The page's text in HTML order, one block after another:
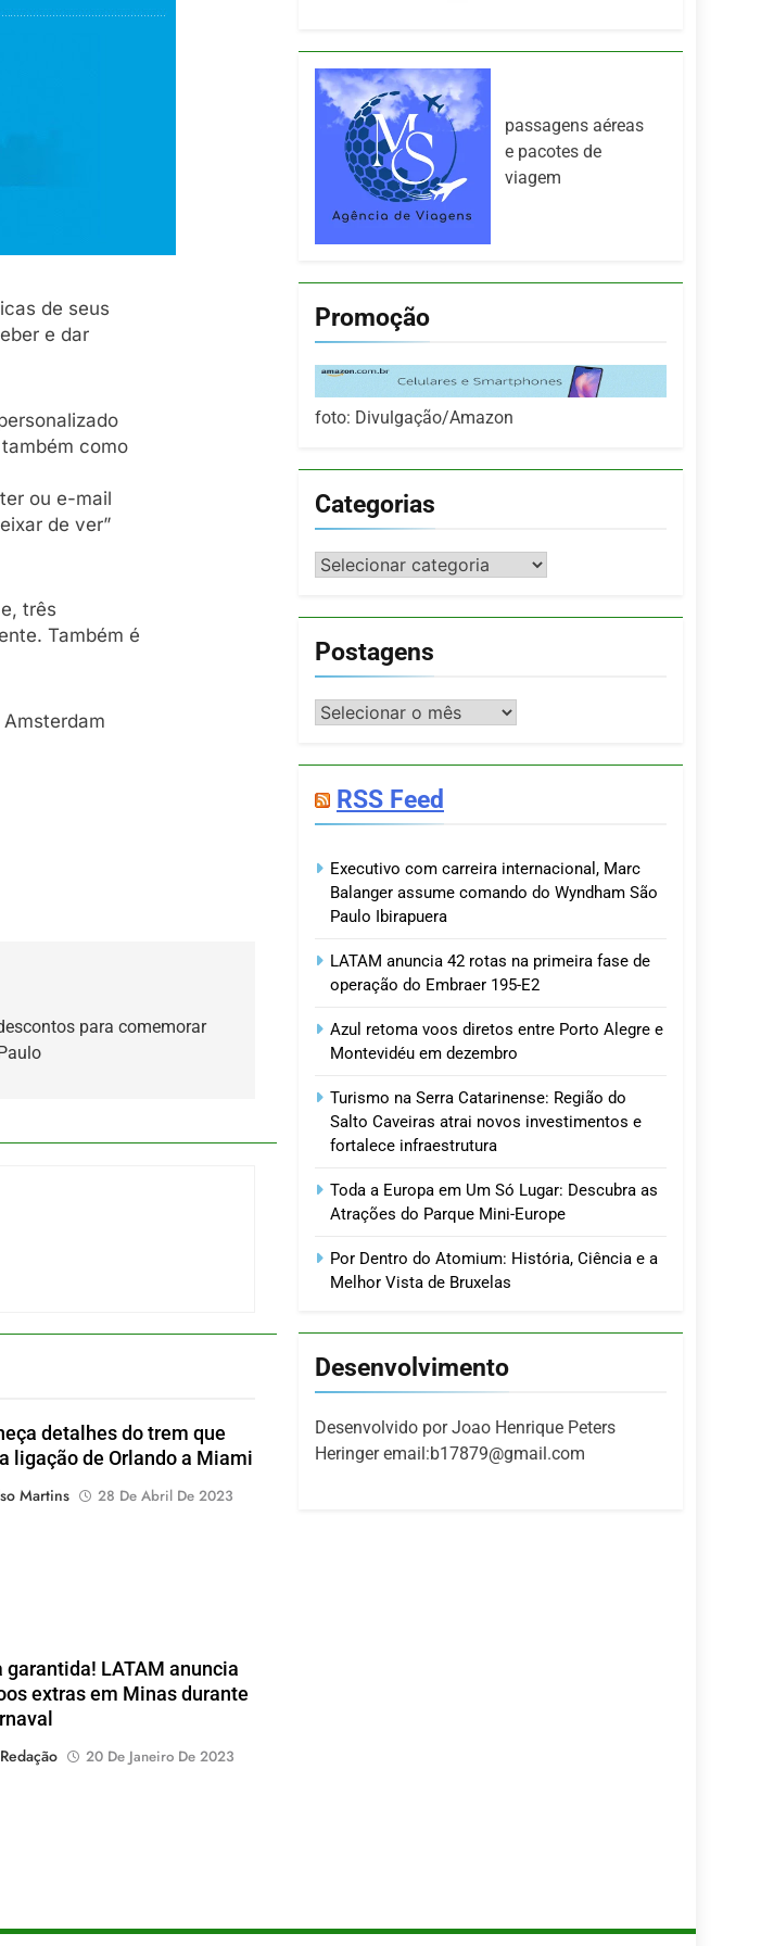
de seus
e dar
como
ou e-mail
de ver”
três
Também é
para comemorar
detalhes do trem que
ligação de Orlando a Miami
Martins
28 De Abril De 2023
garantida! LATAM anuncia
extras em Minas durante
20 De Janeiro De 2023
passagens aéreas
e pacotes de
viagem
Promoção
foto: Divulgação/Amazon
Categorias
Categorias
Postagens
Postagens
RSS Feed
Executivo com carreira internacional, Marc
Balanger assume comando do Wyndham São
Paulo Ibirapuera
LATAM anuncia 42 rotas na primeira fase de
operação do Embraer 195-E2
Azul retoma voos diretos entre Porto Alegre e
Montevidéu em dezembro
Turismo na Serra Catarinense: Região do
Salto Caveiras atrai novos investimentos e
fortalece infraestrutura
Toda a Europa em Um Só Lugar: Descubra as
Atrações do Parque Mini-Europe
Por Dentro do Atomium: História, Ciência e a
Melhor Vista de Bruxelas
Desenvolvimento
Desenvolvido por Joao Henrique Peters
Heringer email:b17879@gmail.com